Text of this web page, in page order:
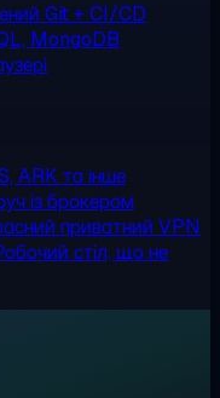
Git + CI/CD
MongoDB
ARK та інше
із брокером
приватний VPN
стіл, що не